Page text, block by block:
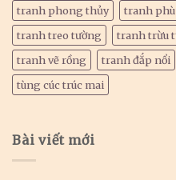
tranh phong thủy
tranh phù
tranh treo tường
tranh trừu
tranh vẽ rồng
tranh đắp nổi
tùng cúc trúc mai
Bài viết mới